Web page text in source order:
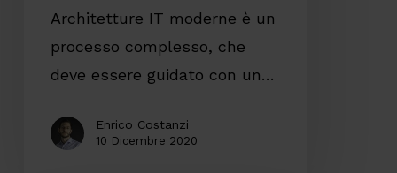
efficace
Architetture IT moderne è un
processo complesso, che
deve essere guidato con un…
Enrico Costanzi
10 Dicembre 2020